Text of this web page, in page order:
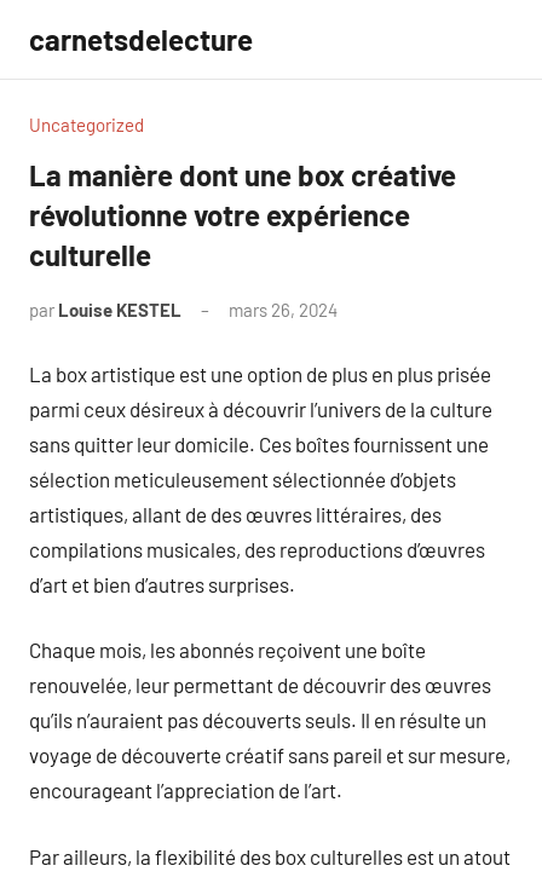
contenu
carnetsdelecture
Uncategorized
La manière dont une box créative
révolutionne votre expérience
culturelle
par Louise KESTEL mars 26, 2024
La box artistique est une option de plus en plus prisée
parmi ceux désireux à découvrir l’univers de la culture
sans quitter leur domicile. Ces boîtes fournissent une
sélection meticuleusement sélectionnée d’objets
artistiques, allant de des œuvres littéraires, des
compilations musicales, des reproductions d’œuvres
d’art et bien d’autres surprises.
Chaque mois, les abonnés reçoivent une boîte
renouvelée, leur permettant de découvrir des œuvres
qu’ils n’auraient pas découverts seuls. Il en résulte un
voyage de découverte créatif sans pareil et sur mesure,
encourageant l’appreciation de l’art.
Par ailleurs, la flexibilité des box culturelles est un atout